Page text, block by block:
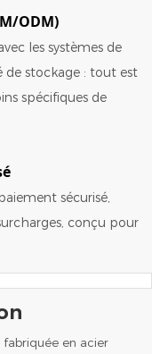
ODM)
les systèmes de
stockage : tout est
spécifiques de
sécurisé,
conçu pour
fabriquée en acier